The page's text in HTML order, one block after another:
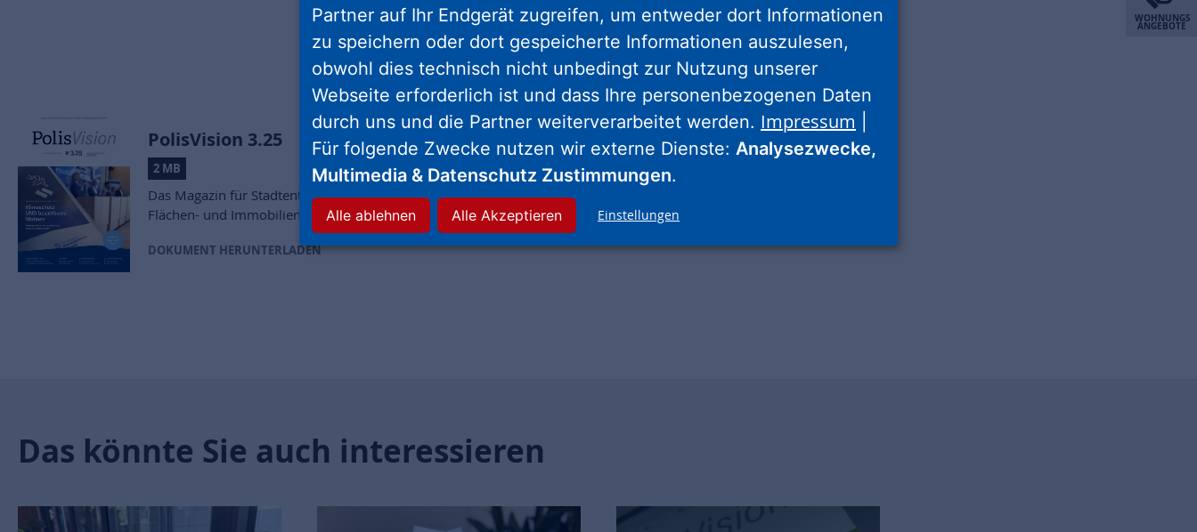
WOHNUNGS
ANGEBOTE
PolisVision 3.25
2 MB
Das Magazin für Stadtentwicklung,
Flächen- und Immobilienmanagement
DOKUMENT HERUNTERLADEN
Das könnte Sie auch interessieren
Partner auf Ihr Endgerät zugreifen, um entweder dort Informationen
zu speichern oder dort gespeicherte Informationen auszulesen,
obwohl dies technisch nicht unbedingt zur Nutzung unserer
Webseite erforderlich ist und dass Ihre personenbezogenen Daten
durch uns und die Partner weiterverarbeitet werden. Impressum
Für folgende Zwecke nutzen wir externe Dienste: Analysezwecke,
Multimedia & Datenschutz Zustimmungen.
Einstellungen
Alle ablehnen Alle Akzeptieren